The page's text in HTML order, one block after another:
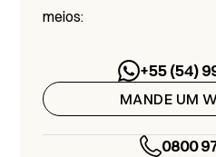
meios:
+55 (54)
MANDE UM
0800